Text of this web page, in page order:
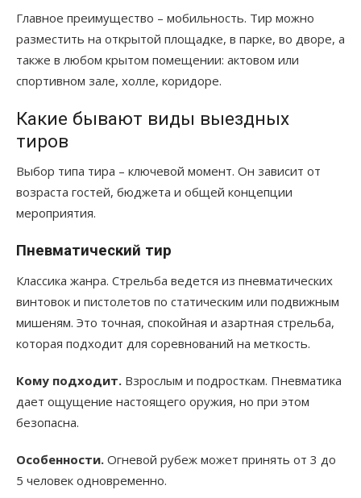
Главное преимущество – мобильность. Тир можно
разместить на открытой площадке, в парке, во дворе, а
также в любом крытом помещении: актовом или
спортивном зале, холле, коридоре.
Какие бывают виды выездных
тиров
Выбор типа тира – ключевой момент. Он зависит от
возраста гостей, бюджета и общей концепции
мероприятия.
Пневматический тир
Классика жанра. Стрельба ведется из пневматических
винтовок и пистолетов по статическим или подвижным
мишеням. Это точная, спокойная и азартная стрельба,
которая подходит для соревнований на меткость.
Кому подходит. Взрослым и подросткам. Пневматика
дает ощущение настоящего оружия, но при этом
безопасна.
Особенности. Огневой рубеж может принять от 3 до
5 человек одновременно.